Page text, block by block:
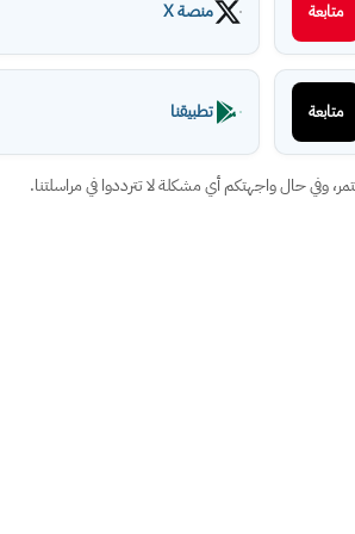
متابعة منصة X
متابعة تطبيقنا
وفي حال واجهتكم أي مشكلة لا تترددوا في مراسلتنا.